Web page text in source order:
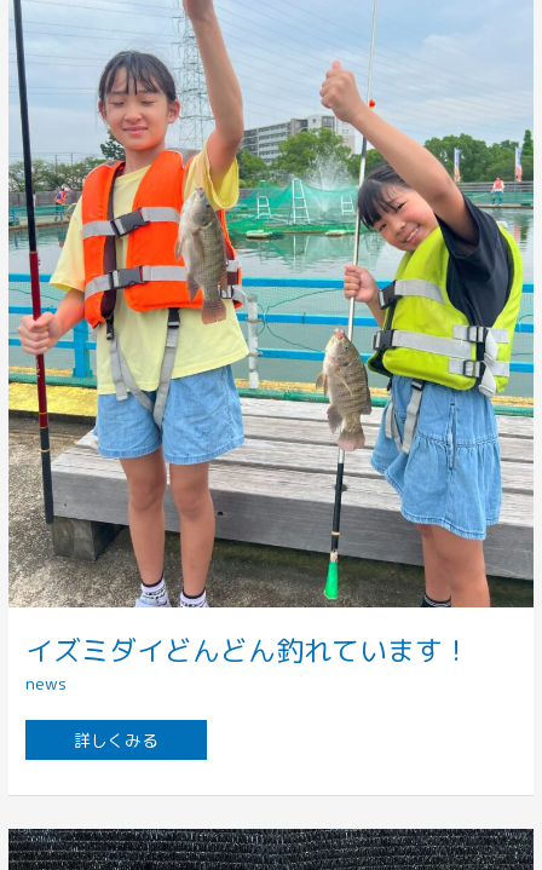
イズミダイどんどん釣れています！
news
ん
す！
詳しくみる
6
月